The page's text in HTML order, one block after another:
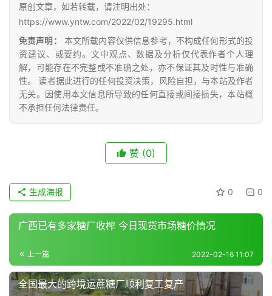
众
号
现
货
报
题
地
频
道
原创文章，如若转载，请注明出处：
https://www.yntw.com/2022/02/19295.html
免责声明：
本文所载内容仅供信息参考，不构成任何形式的投
资建议、或要约。文中观点、数据及分析仅代表作者个人理
解，可能存在不完整或不准确之处，亦不保证其及时性与准确
性。 读者据此进行的任何投资决策，风险自担，与本站及作者
无关。因使用本文信息所导致的任何直接或间接损失，本站概
不承担任何法律责任。
赞 (0)
0 0
生成海报
广西已有多家糖厂收榨 今日现货市场糖价情况
上一篇 2022-02-16 11:07
全国最大的跨境运蔗糖厂顺利复工复产